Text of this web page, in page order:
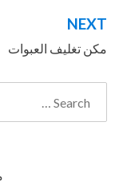
NEXT
مكن تغليف العبوات